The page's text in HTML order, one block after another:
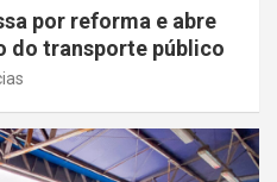
por reforma e abre
do transporte público